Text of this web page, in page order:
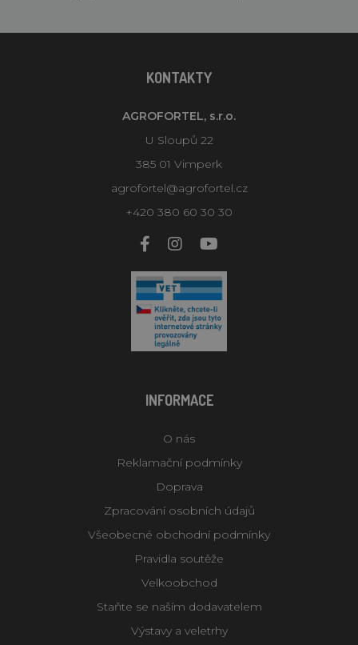
KONTAKTY
AGROFORTEL, s.r.o.
U Sloupů 22
385 01 Vimperk
agrofortel@agrofortel.cz
+420 380 60 30 30
INFORMACE
O nás
Reklamační podmínky
Doprava
Zpracování osobních údajů
Všeobecné obchodní podmínky
Pravidla soutěže
Velkoobchod
Staňte se naším dodavatelem
Výstavy a veletrhy